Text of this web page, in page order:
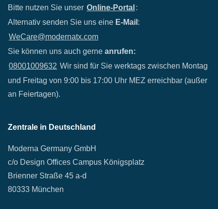
Bitte nutzen Sie unser Online-Portal :
Alternativ senden Sie uns eine E-Mail :
WeCare@modernatx.com
Sie können uns auch gerne anrufen:
08001009632 Wir sind für Sie werktags zwischen Montag
und Freitag von 9:00 bis 17:00 Uhr MEZ erreichbar (außer
an Feiertagen).
Zentrale in Deutschland
Moderna Germany GmbH
c/o Design Offices Campus Königsplatz
Brienner Straße 45 a-d
80333 München